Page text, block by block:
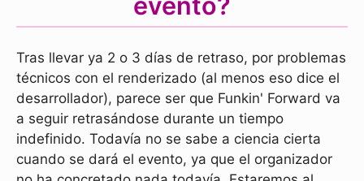
Tras llevar ya 2 o 3 días de retraso, por problemas
técnicos con el renderizado (al menos eso dice el
desarrollador), parece ser que Funkin' Forward va
a seguir retrasándose durante un tiempo
indefinido. Todavía no se sabe a ciencia cierta
cuando se dará el evento, ya que el organizador